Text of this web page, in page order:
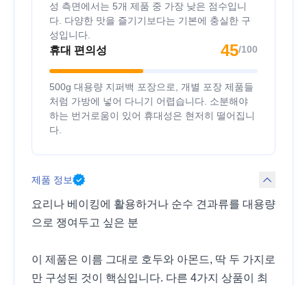
성 측면에서는 5개 제품 중 가장 낮은 점수입니
다. 다양한 맛을 즐기기보다는 기본에 충실한 구
성입니다.
휴대 편의성 45/100
500g 대용량 지퍼백 포장으로, 개별 포장 제품들
처럼 가방에 넣어 다니기 어렵습니다. 소분해야
하는 번거로움이 있어 휴대성은 현저히 떨어집니
다.
제품 정보
요리나 베이킹에 활용하거나 순수 견과류를 대용량
으로 쟁여두고 싶은 분
이 제품은 이름 그대로 호두와 아몬드, 딱 두 가지로
만 구성된 것이 핵심입니다. 다른 4가지 상품이 최